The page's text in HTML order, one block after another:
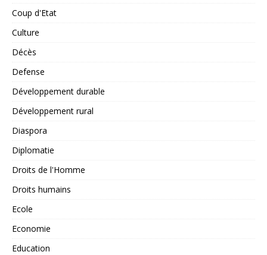
Coup d'Etat
Culture
Décès
Defense
Développement durable
Développement rural
Diaspora
Diplomatie
Droits de l'Homme
Droits humains
Ecole
Economie
Education